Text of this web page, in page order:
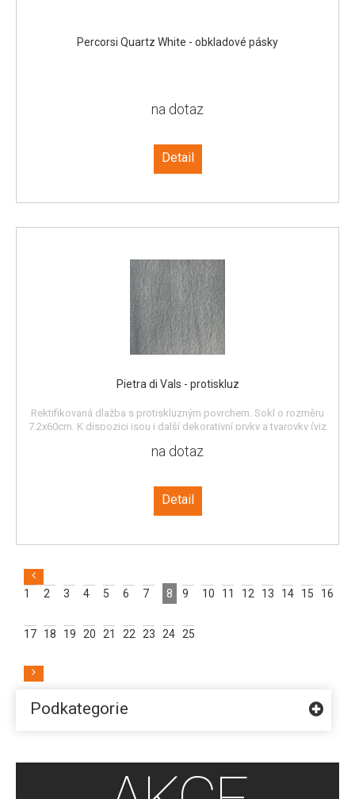
Percorsi Quartz White - obkladové pásky
na dotaz
Detail
Pietra di Vals - protiskluz
Rektifikovaná dlažba s protiskluzným povrchem. Sokl o rozměru
7,2x60cm. K dispozici jsou i další dekorativní prvky a tvarovky (viz
pokládku na sucho (písek, štěrk), na terče a po nalepení na beton i pro
na dotaz
Detail
1 2 3 4 5 6 7 8 9 10 11 12 13 14 15 16
17 18 19 20 21 22 23 24 25
Podkategorie